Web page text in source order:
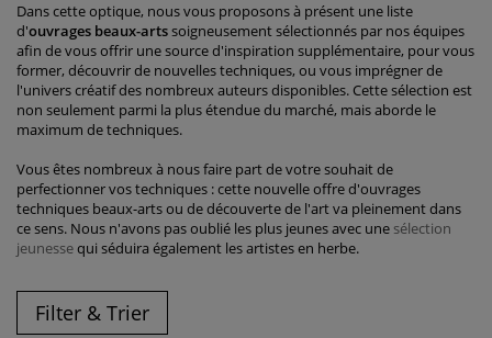
Dans cette optique, nous vous proposons à présent une liste
d'ouvrages beaux-artssoigneusement sélectionnés par nos équipes
afin de vous offrir une source d'inspiration supplémentaire, pour vous
former, découvrir de nouvelles techniques, ou vous imprégner de
l'univers créatif des nombreux auteurs disponibles. Cette sélection est
non seulement parmi la plus étendue du marché, mais aborde le
maximum de techniques.
Vous êtes nombreux à nous faire part de votre souhait de
perfectionner vos techniques : cette nouvelle offre d'ouvrages
techniques beaux-arts ou de découverte de l'art va pleinement dans
ce sens. Nous n'avons pas oublié les plus jeunes avec une sélection
jeunessequi séduira également les artistes en herbe.
Filter & Trier